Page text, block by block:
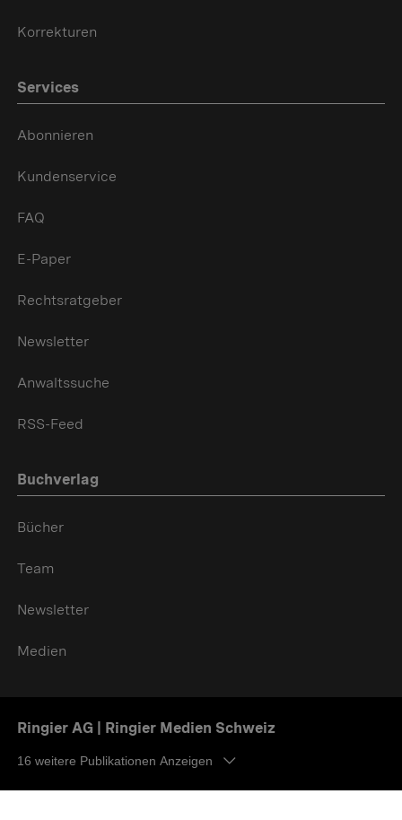
Korrekturen
Services
Abonnieren
Kundenservice
FAQ
E-Paper
Rechtsratgeber
Newsletter
Anwaltssuche
RSS-Feed
Buchverlag
Bücher
Team
Newsletter
Medien
Ringier AG | Ringier Medien Schweiz
16 weitere Publikationen Anzeigen